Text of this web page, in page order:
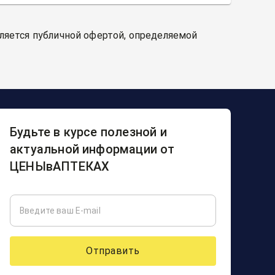
публичной офертой, определяемой
Будьте в курсе полезной и
актуальной информации от
ЦЕНЫвАПТЕКАХ
Отправить